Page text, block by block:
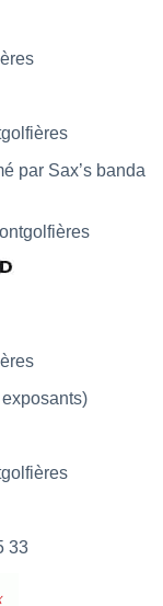
par Sax’s banda
33